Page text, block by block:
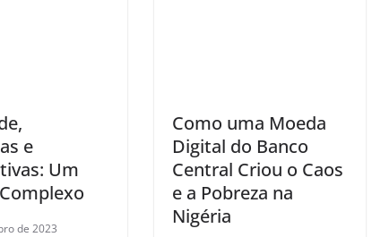
e
Um
de 2023
Como uma Moeda
Digital do Banco
Central Criou o Caos
e a Pobreza na
Nigéria